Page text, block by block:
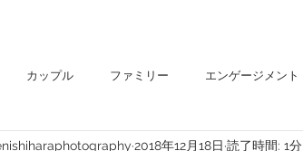
カップル ファミリー エンゲージメント
2018年12月18日 読了時間: 1分